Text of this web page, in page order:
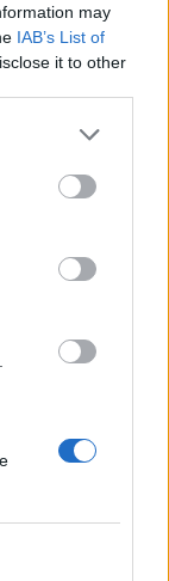
may
IAB’s List of
it to other
jön a Portfolio
foglalkoztató
a részvény-,
hogyan
belüli